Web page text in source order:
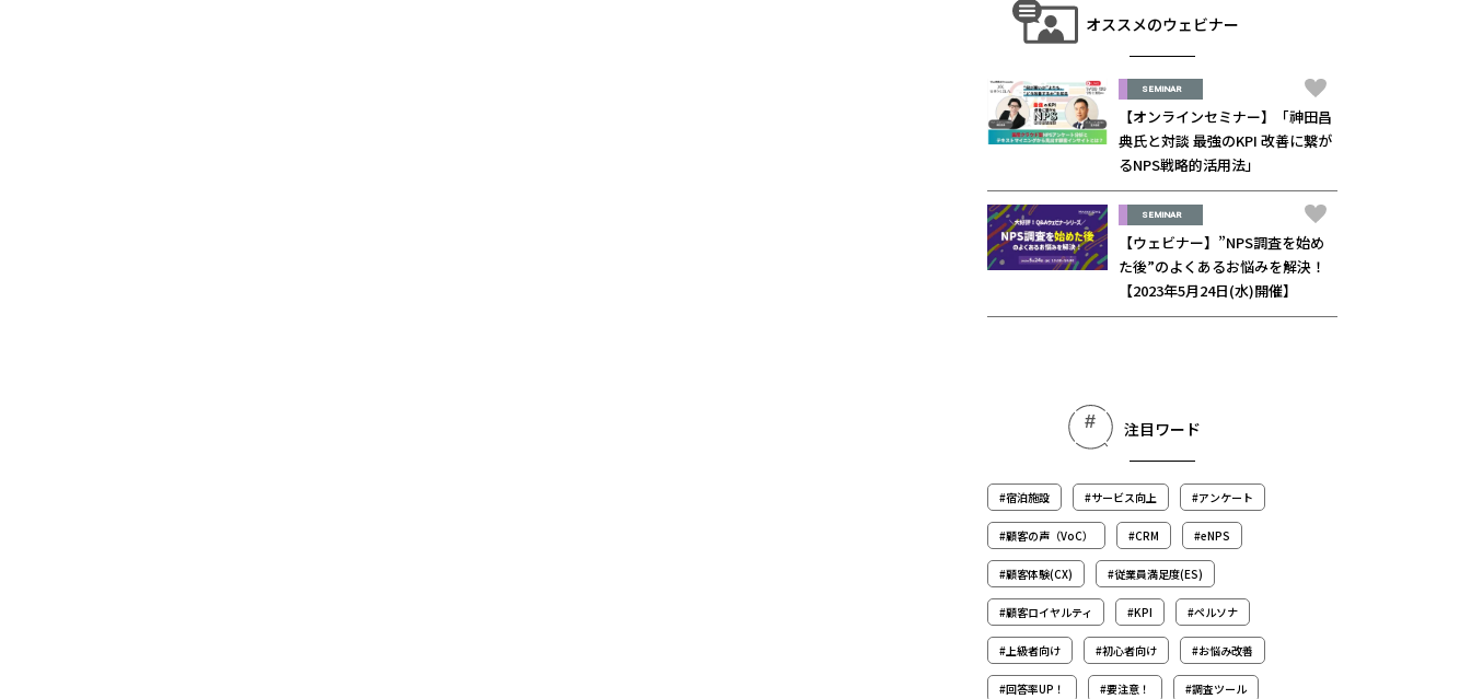
オススメのウェビナー
SEMINAR
【オンラインセミナー】「神田昌
典氏と対談 最強のKPI 改善に繋が
るNPS戦略的活用法」
SEMINAR
【ウェビナー】”NPS調査を始め
た後”のよくあるお悩みを解決！
【2023年5月24日(水)開催】
注目ワード
#宿泊施設 #サービス向上 #アンケート
#顧客の声（VoC） #CRM #eNPS
#顧客体験(CX) #従業員満足度(ES)
#顧客ロイヤルティ #KPI #ペルソナ
#上級者向け #初心者向け #お悩み改善
#回答率UP！ #要注意！ #調査ツール